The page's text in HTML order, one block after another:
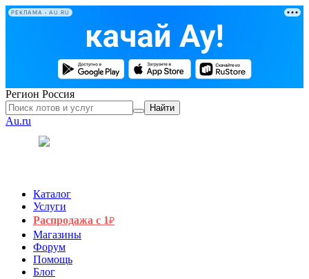
РЕКЛАМА • AU.RU
Регион Россия
Найти
Au.ru
Каталог
Услуги
Распродажа с 1₽
Магазины
Форум
Помощь
Блог